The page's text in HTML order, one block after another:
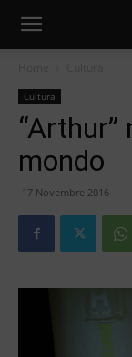
Cultura
mondo
17 Novembre 2016